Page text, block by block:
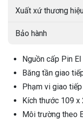
Xuất xứ thương
Bảo hành
Nguồn cấp Pin
Băng tần giao
Phạm vi giao
Kích thước 109 x
Môi trường theo